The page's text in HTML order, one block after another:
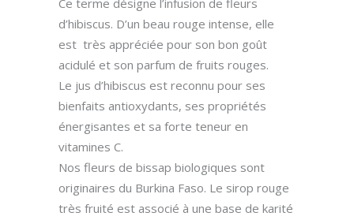
Ce terme désigne l’infusion de fleurs
d’hibiscus. D’un beau rouge intense, elle
est très appréciée pour son bon goût
acidulé et son parfum de fruits rouges.
Le jus d’hibiscus est reconnu pour ses
bienfaits antioxydants, ses propriétés
énergisantes et sa forte teneur en
vitamines C.
Nos fleurs de bissap biologiques sont
originaires du Burkina Faso. Le sirop rouge
très fruité est associé à une base de karité